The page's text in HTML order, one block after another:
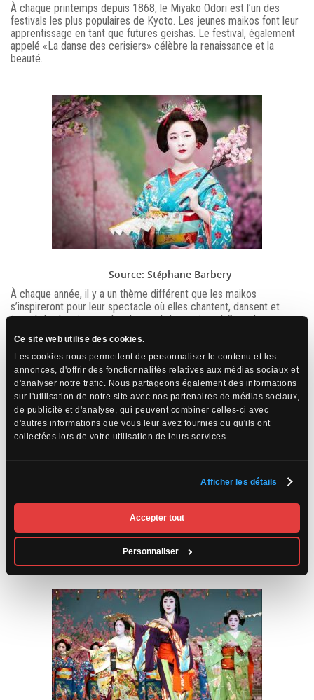
Ce site web utilise des cookies.
Les cookies nous permettent de personnaliser le contenu et les
annonces, d'offrir des fonctionnalités relatives aux médias sociaux et
d'analyser notre trafic. Nous partageons également des informations
sur l'utilisation de notre site avec nos partenaires de médias sociaux,
de publicité et d'analyse, qui peuvent combiner celles-ci avec
d'autres informations que vous leur avez fournies ou qu'ils ont
collectées lors de votre utilisation de leurs services.
Afficher les détails
Accepter tout
Personnaliser
À chaque printemps depuis 1868, le Miyako Odori est l’un des
festivals les plus populaires de Kyoto. Les jeunes maikos font leur
apprentissage en tant que futures geishas. Le festival, également
appelé «La danse des cerisiers» célèbre la renaissance et la
beauté.
Source: Stéphane Barbery
À chaque année, il y a un thème différent que les maikos
s’inspireront pour leur spectacle où elles chantent, dansent et
jouent du shamisen, cet instrument de musique à 3 cordes.
Source: Odysseus
Le spectacle se déroule en plusieurs tableaux traitant des